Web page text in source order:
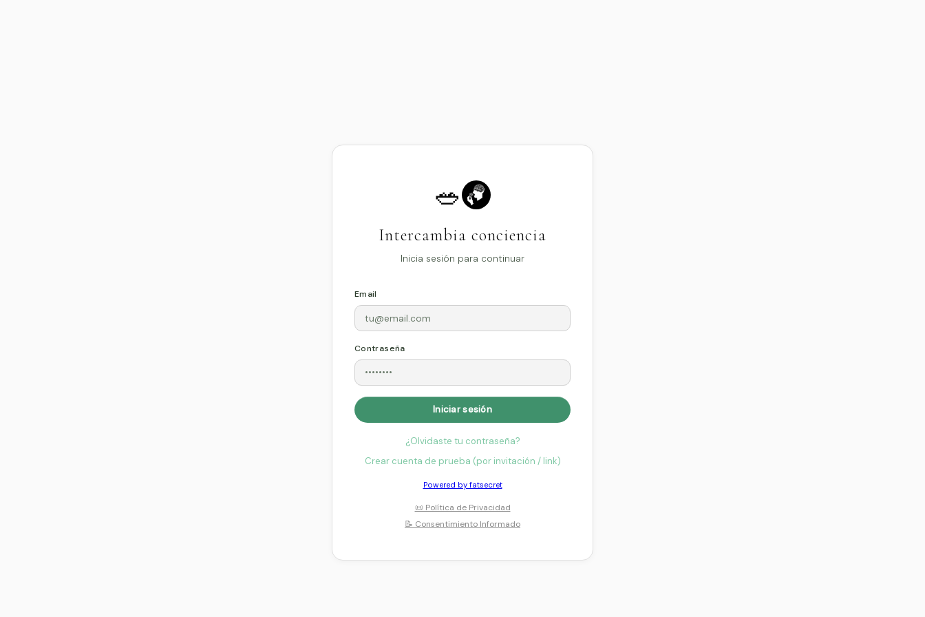
🥗
Intercambia conciencia
Inicia sesión para continuar
Email
Contraseña
Iniciar sesión
¿Olvidaste tu contraseña?
Crear cuenta de prueba (por invitación / link)
Powered by fatsecret
📜 Política de Privacidad
📝 Consentimiento Informado